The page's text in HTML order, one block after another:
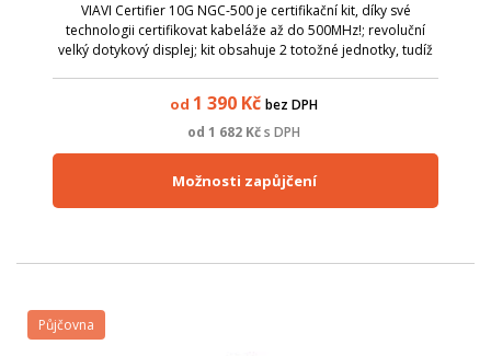
VIAVI Certifier 10G NGC-500 je certifikační kit, díky své
technologii certifikovat kabeláže až do 500MHz!; revoluční
velký dotykový displej; kit obsahuje 2 totožné jednotky, tudíž
od 1 390 Kč bez DPH
od 1 682 Kčs DPH
Možnosti zapůjčení
Půjčovna